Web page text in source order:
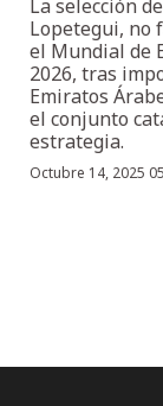
La selección
Lopetegui, no
el Mundial de
2026, tras
Emiratos
el conjunto
estrategia.
Octubre 14, 2025